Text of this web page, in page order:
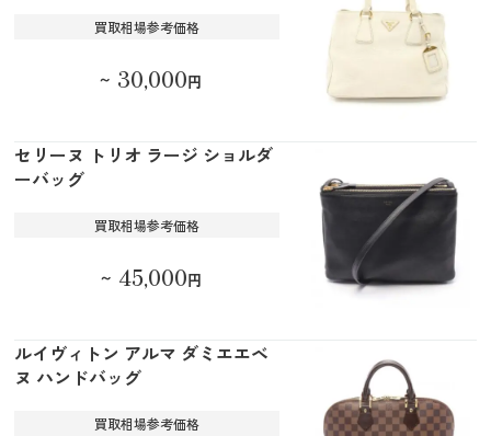
買取相場参考価格
～ 30,000円
セリーヌ トリオ ラージ ショルダ
ーバッグ
買取相場参考価格
～ 45,000円
ルイヴィトン アルマ ダミエエベ
ヌ ハンドバッグ
買取相場参考価格